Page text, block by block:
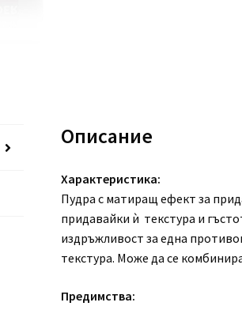
Описание
Характеристика:
Пудра с матиращ ефект за
придавайки ѝ текстура и
издръжливост за една
текстура. Може да се
Предимства: